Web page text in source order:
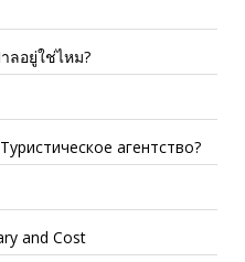
ลอยู่ใช่ไหม?
агентство?
and Cost